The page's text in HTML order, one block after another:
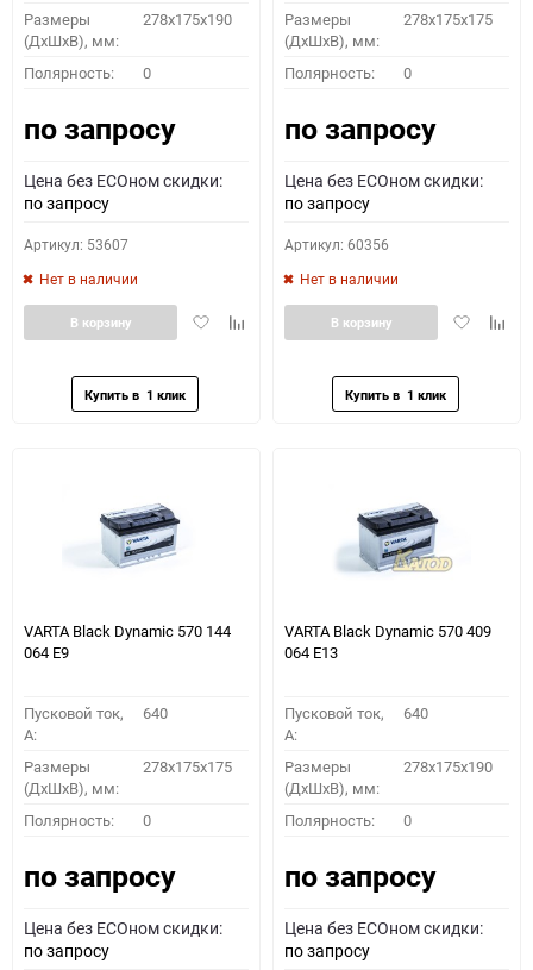
Размеры
(ДхШхВ), мм:
278x175x190
Полярность: 0
по запросу
Цена без ECOном скидки:
по запросу
Артикул: 53607
Нет в наличии
ДобавитьДобавить
В корзину
Размеры
(ДхШхВ), мм:
278x175x175
Полярность: 0
по запросу
Цена без ECOном скидки:
по запросу
Артикул: 60356
Нет в наличии
Добавить
В корзину
VARTA Black Dynamic 570 144
064 E9
Пусковой ток,
A:
640
Размеры
(ДхШхВ), мм:
278x175x175
Полярность: 0
по запросу
Цена без ECOном скидки:
по запросу
VARTA Black Dynamic 570 409
064 E13
Пусковой ток,
A:
640
Размеры
(ДхШхВ), мм:
278x175x190
Полярность: 0
по запросу
Цена без ECOном скидки:
по запросу